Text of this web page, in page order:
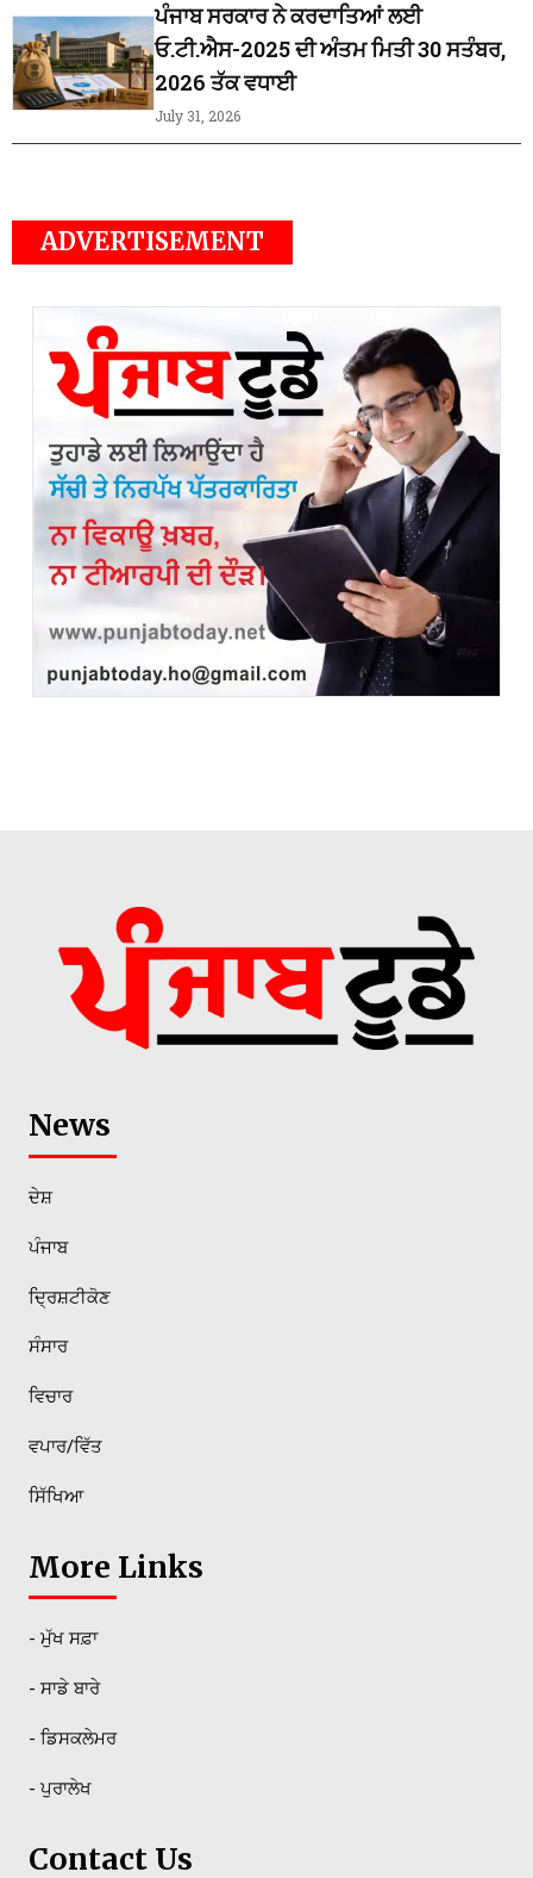
ਪੰਜਾਬ ਸਰਕਾਰ ਨੇ ਕਰਦਾਤਿਆਂ ਲਈ
ਓ.ਟੀ.ਐਸ-2025 ਦੀ ਅੰਤਮ ਮਿਤੀ 30 ਸਤੰਬਰ,
2026 ਤੱਕ ਵਧਾਈ
July 31, 2026
ADVERTISEMENT
News
ਦੇਸ਼
ਪੰਜਾਬ
ਦ੍ਰਿਸ਼ਟੀਕੋਣ
ਸੰਸਾਰ
ਵਿਚਾਰ
ਵਪਾਰ/ਵਿੱਤ
ਸਿੱਖਿਆ
More Links
- ਮੁੱਖ ਸਫ਼ਾ
- ਸਾਡੇ ਬਾਰੇ
- ਡਿਸਕਲੇਮਰ
- ਪੁਰਾਲੇਖ
Contact Us